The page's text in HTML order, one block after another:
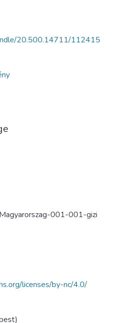
20.500.14711/112415
001-001-gizi
licenses/by-nc/4.0/